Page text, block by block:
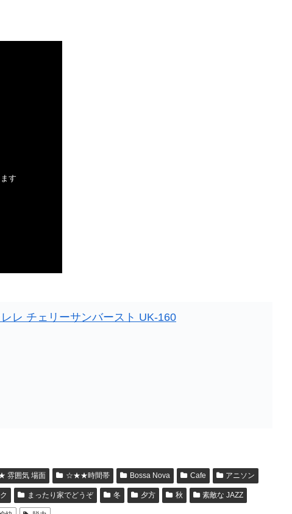
レ チェリーサンバースト UK-160
雰囲気 場面 ☆★★時間帯 Bossa Nova Cafe アニソン
まったり家でどうぞ 冬 夕方 秋 素敵な JAZZ